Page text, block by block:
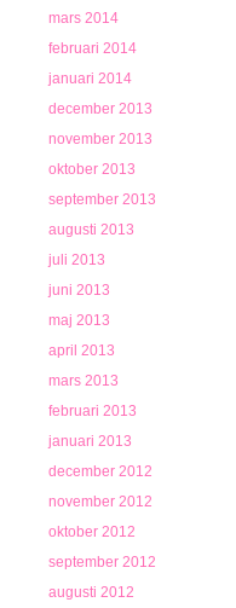
mars 2014
februari 2014
januari 2014
december 2013
november 2013
oktober 2013
september 2013
augusti 2013
juli 2013
juni 2013
maj 2013
april 2013
mars 2013
februari 2013
januari 2013
december 2012
november 2012
oktober 2012
september 2012
augusti 2012